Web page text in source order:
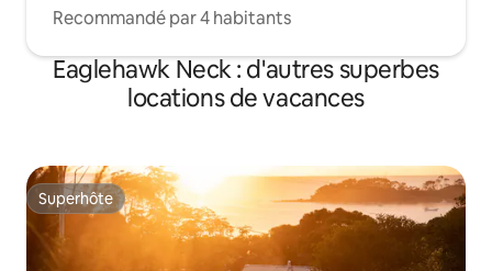
Recommandé par 4 habitants
Eaglehawk Neck : d'autres superbes
locations de vacances
Superhôte
Superhôte